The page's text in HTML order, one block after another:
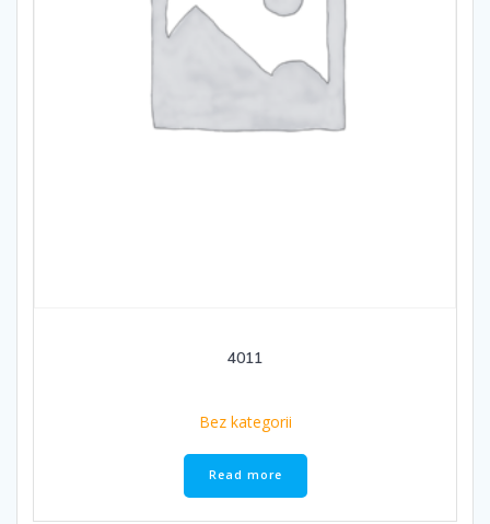
4011
Bez kategorii
Read more